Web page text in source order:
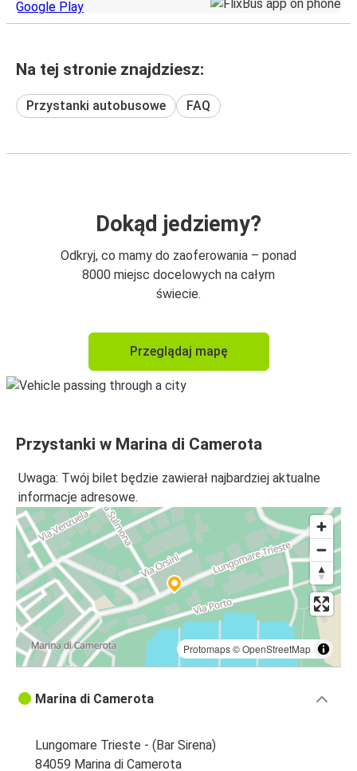
Na tej stronie znajdziesz:
Przystanki autobusowe FAQ
Dokąd jedziemy?
Odkryj, co mamy do zaoferowania – ponad
8000 miejsc docelowych na całym
świecie.
Przeglądaj mapę
Przystanki w Marina di Camerota
Uwaga: Twój bilet będzie zawierał najbardziej aktualne
informacje adresowe.
Protomaps©OpenStreetMap
Marina di Camerota
Lungomare Trieste - (Bar Sirena)
84059 Marina di Camerota